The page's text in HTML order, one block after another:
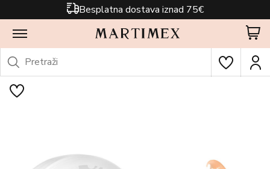
Besplatna dostava iznad 75€